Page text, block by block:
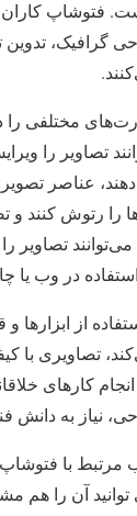
فتوشاپ کاران
گرافیک، تدوین
مختلفی را
تصاویر را
دهند، عناصر
را رتوش کنند و
می‌توانند
در وب یا
از ابزارها
تصاویری با
کارهای
نیاز به دانش
با فتوشاپ
آن را هم